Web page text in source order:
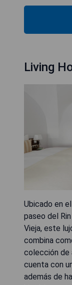
Living
Ubicado en
paseo del
Vieja, este
combina
colección de
cuenta con
además de